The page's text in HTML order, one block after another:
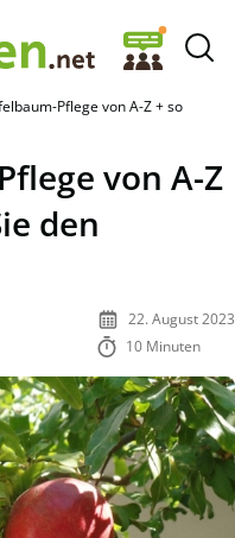
Pflege von A-Z + so
von A-Z
den
22. August 2023
10 Minuten